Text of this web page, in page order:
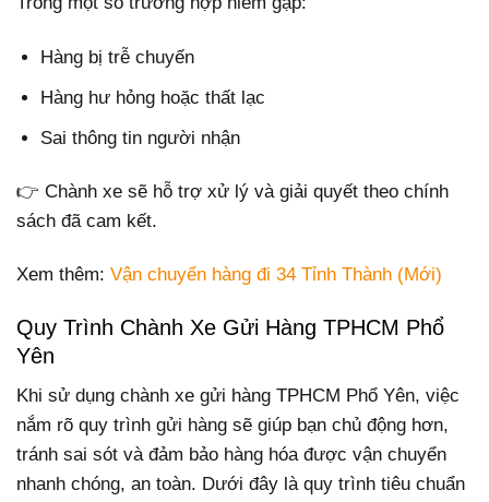
Hàng bị trễ chuyến
Hàng hư hỏng hoặc thất lạc
Sai thông tin người nhận
👉 Chành xe sẽ hỗ trợ xử lý và giải quyết theo chính
sách đã cam kết.
Xem thêm: Vận chuyển hàng đi 34 Tỉnh Thành (Mới)
Quy Trình Chành Xe Gửi Hàng TPHCM Phổ
Yên
Khi sử dụng chành xe gửi hàng TPHCM Phổ Yên, việc
nắm rõ quy trình gửi hàng sẽ giúp bạn chủ động hơn,
tránh sai sót và đảm bảo hàng hóa được vận chuyển
nhanh chóng, an toàn. Dưới đây là quy trình tiêu chuẩn